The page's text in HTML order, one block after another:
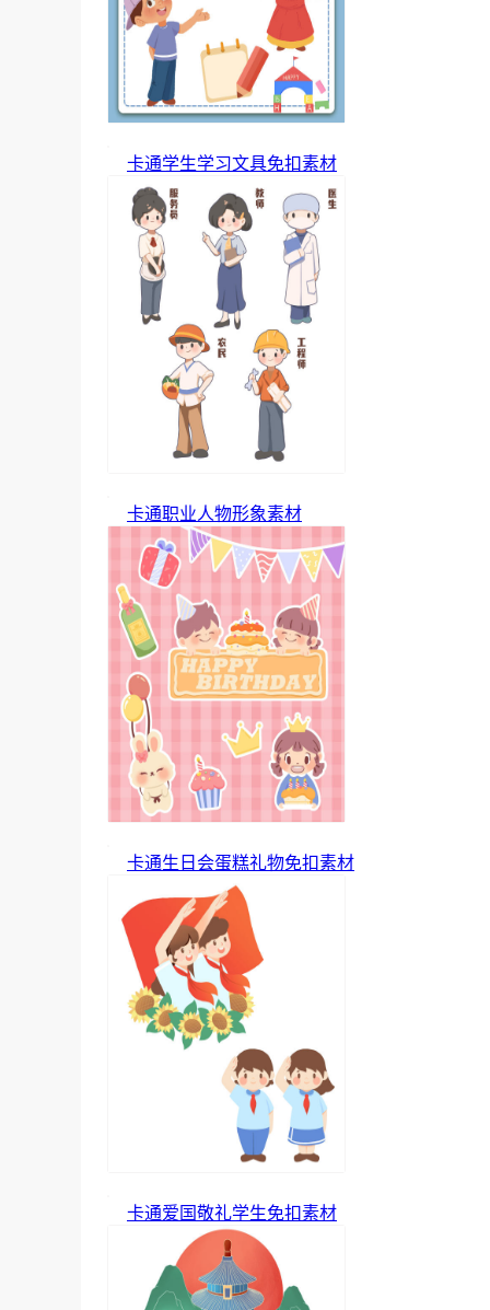
卡通学生学习文具免扣素材
卡通职业人物形象素材
卡通生日会蛋糕礼物免扣素材
卡通爱国敬礼学生免扣素材